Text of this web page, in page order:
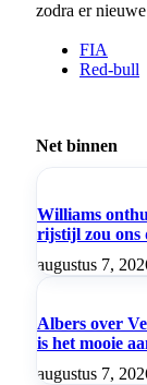
zodra er
FIA
Red-bull
Net binnen
Williams
rijstijl zou ons
augustus 7,
Albers over
is het mooie
augustus 7,